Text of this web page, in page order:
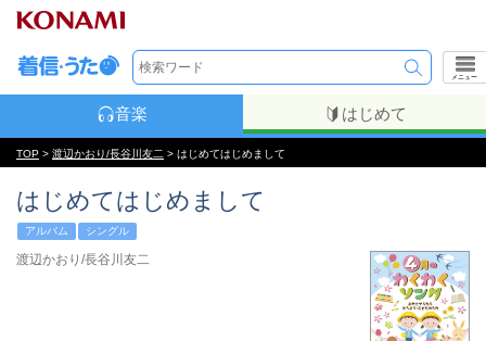
メニュー
音楽 はじめて
TOP > 渡辺かおり/長谷川友二 > はじめてはじめまして
はじめてはじめまして
アルバム シングル
渡辺かおり/長谷川友二